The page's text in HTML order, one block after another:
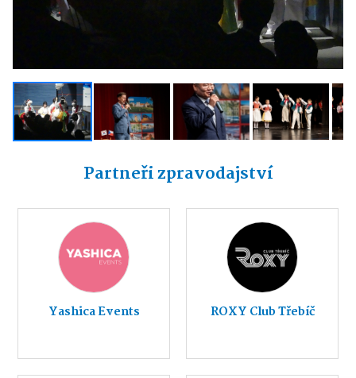
Partneři zpravodajství
Yashica Events ROXY Club Třebíč